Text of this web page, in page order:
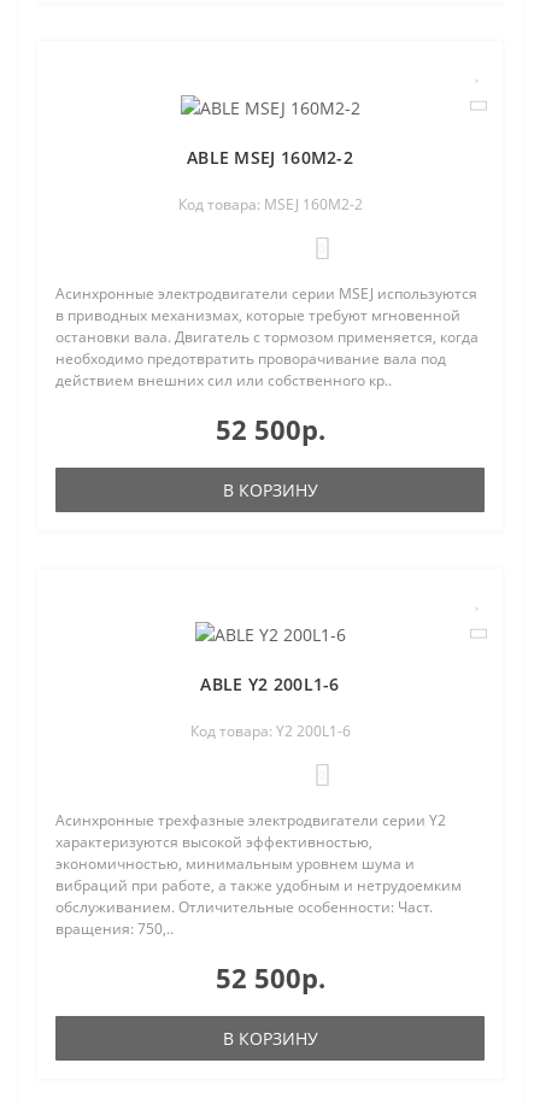
ABLE MSEJ 160M2-2
Код товара: MSEJ 160M2-2
Асинхронные электродвигатели серии MSEJ используются
в приводных механизмах, которые требуют мгновенной
остановки вала. Двигатель с тормозом применяется, когда
необходимо предотвратить проворачивание вала под
действием внешних сил или собственного кр..
52 500р.
В КОРЗИНУ
ABLE Y2 200L1-6
Код товара: Y2 200L1-6
Асинхронные трехфазные электродвигатели серии Y2
характеризуются высокой эффективностью,
экономичностью, минимальным уровнем шума и
вибраций при работе, а также удобным и нетрудоемким
обслуживанием. Отличительные особенности: Част.
вращения: 750,..
52 500р.
В КОРЗИНУ